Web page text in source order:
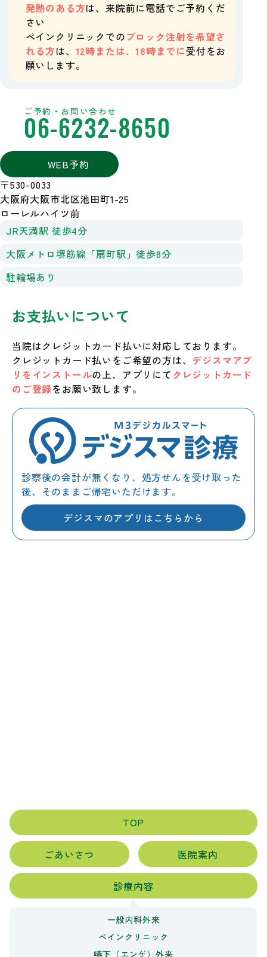
発熱のある方は、来院前に電話でご予約くだ
さい
ペインクリニックでのブロック注射を希望さ
れる方は、 12時または、18時までに受付をお
願いします。
ご予約・お問い合わせ
06-6232-8650
WEB予約
〒530-0033
大阪府大阪市北区池田町1-25
ローレルハイツ前
JR天満駅 徒歩4分
大阪メトロ堺筋線「扇町駅」徒歩8分
駐輪場あり
お支払いについて
当院はクレジットカード払いに対応しております。
クレジットカード払いをご希望の方は、 デジスマアプ
リをインストールの上、アプリにて クレジットカード
のご登録をお願い致します。
診察後の会計が無くなり、処方せんを受け取った
後、そのままご帰宅いただけます。
デジスマのアプリは こちらから
TOP
ごあいさつ 医院案内
診療内容
一般内科外来
ペインクリニック
嚥下（エンゲ）外来